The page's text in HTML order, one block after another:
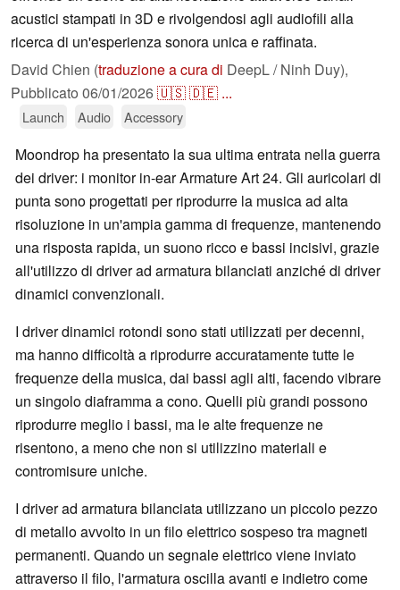
acustici stampati in 3D e rivolgendosi agli audiofili alla
ricerca di un'esperienza sonora unica e raffinata.
David Chien (traduzione a cura di DeepL / Ninh Duy),
Pubblicato 06/01/2026🇺🇸🇩🇪 ...
Launch Audio Accessory
Moondrop ha presentato la sua ultima entrata nella guerra
dei driver: i monitor in-ear Armature Art 24. Gli auricolari di
punta sono progettati per riprodurre la musica ad alta
risoluzione in un'ampia gamma di frequenze, mantenendo
una risposta rapida, un suono ricco e bassi incisivi, grazie
all'utilizzo di driver ad armatura bilanciati anziché di driver
dinamici convenzionali.
I driver dinamici rotondi sono stati utilizzati per decenni,
ma hanno difficoltà a riprodurre accuratamente tutte le
frequenze della musica, dai bassi agli alti, facendo vibrare
un singolo diaframma a cono. Quelli più grandi possono
riprodurre meglio i bassi, ma le alte frequenze ne
risentono, a meno che non si utilizzino materiali e
contromisure uniche.
I driver ad armatura bilanciata utilizzano un piccolo pezzo
di metallo avvolto in un filo elettrico sospeso tra magneti
permanenti. Quando un segnale elettrico viene inviato
attraverso il filo, l'armatura oscilla avanti e indietro come